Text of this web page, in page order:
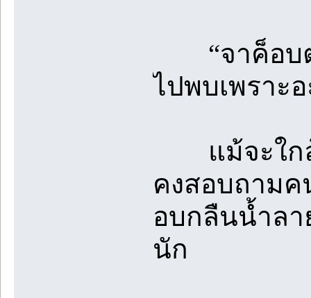
“จาค็อบตก
ไปพบเพราะอ
แม้จะใกล้
คงสอบถามค
อบกลืนน้ำลา
นัก